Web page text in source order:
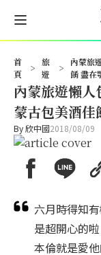
首
頁
>
旅
遊
>
內蒙旅
餚 盡在
內蒙旅遊懶人
蒙古包美酒佳
By欣中國2018/08/09
六月時得知
是超開心的
本倫就是愛